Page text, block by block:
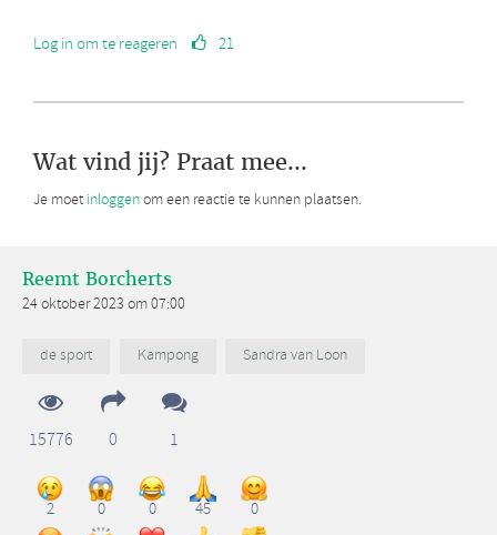
Log in om te reageren 21
Wat vind jij? Praat mee...
Je moet inloggenom een reactie te kunnen plaatsen.
Reemt Borcherts
24 oktober 2023 om 07:00
de sport Kampong Sandra van Loon
15776 0 1
2 0 0 45 0